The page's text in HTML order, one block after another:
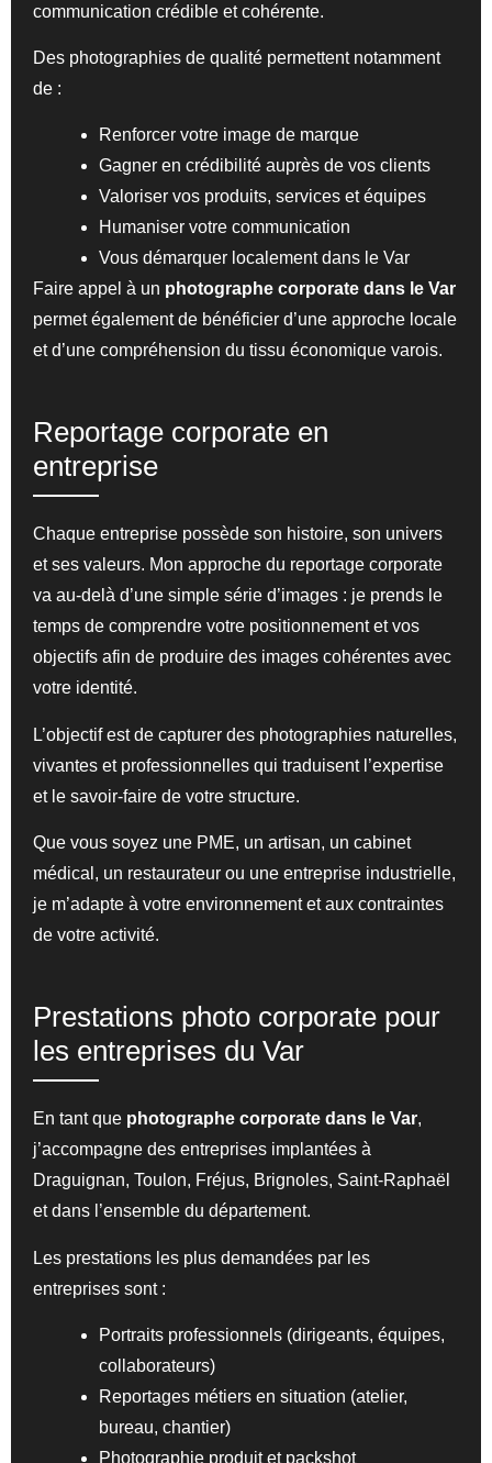
communication crédible et cohérente.
Des photographies de qualité permettent notamment
de :
Renforcer votre image de marque
Gagner en crédibilité auprès de vos clients
Valoriser vos produits, services et équipes
Humaniser votre communication
Vous démarquer localement dans le Var
Faire appel à un photographe corporate dans le Var
permet également de bénéficier d’une approche locale
et d’une compréhension du tissu économique varois.
Reportage corporate en
entreprise
Chaque entreprise possède son histoire, son univers
et ses valeurs. Mon approche du reportage corporate
va au-delà d’une simple série d’images : je prends le
temps de comprendre votre positionnement et vos
objectifs afin de produire des images cohérentes avec
votre identité.
L’objectif est de capturer des photographies naturelles,
vivantes et professionnelles qui traduisent l’expertise
et le savoir-faire de votre structure.
Que vous soyez une PME, un artisan, un cabinet
médical, un restaurateur ou une entreprise industrielle,
je m’adapte à votre environnement et aux contraintes
de votre activité.
Prestations photo corporate pour
les entreprises du Var
En tant que photographe corporate dans le Var,
j’accompagne des entreprises implantées à
Draguignan, Toulon, Fréjus, Brignoles, Saint-Raphaël
et dans l’ensemble du département.
Les prestations les plus demandées par les
entreprises sont :
Portraits professionnels (dirigeants, équipes,
collaborateurs)
Reportages métiers en situation (atelier,
bureau, chantier)
Photographie produit et packshot